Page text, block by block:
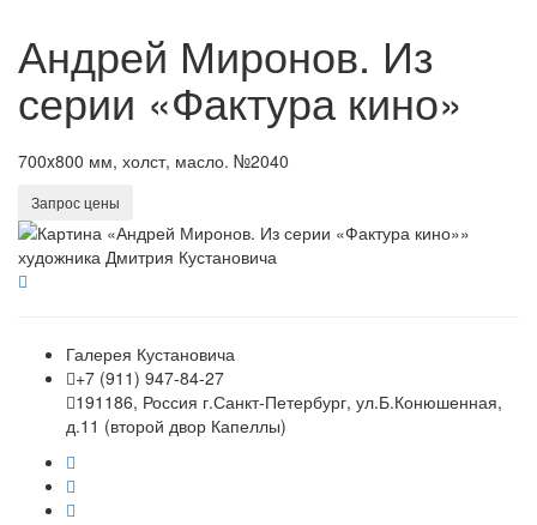
Андрей Миронов. Из
серии «Фактура кино»
700x800 мм, холст, масло. №2040
Запрос цены
Галерея Кустановича
+7 (911) 947-84-27
191186, Россия г.Санкт-Петербург, ул.Б.Конюшенная,
д.11 (второй двор Капеллы)